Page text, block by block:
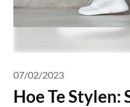
07/02/2023
Hoe Te Stylen: